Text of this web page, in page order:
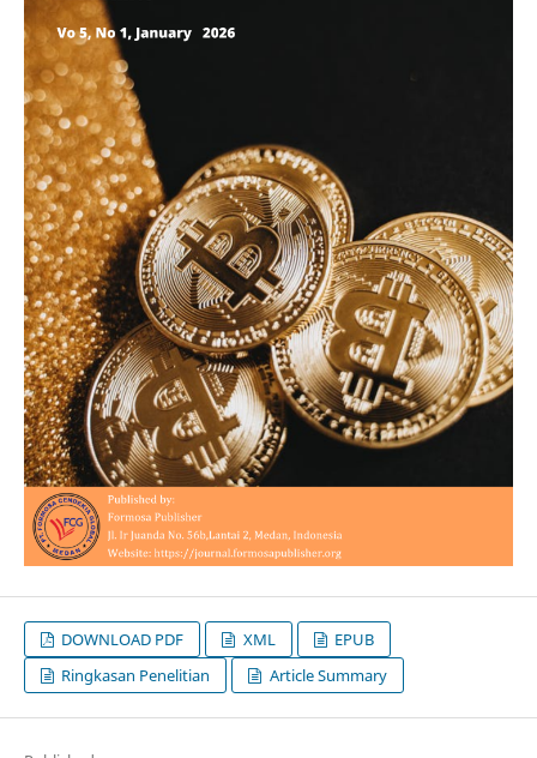
DOWNLOAD PDF XML
EPUB
Ringkasan Penelitian
Article Summary